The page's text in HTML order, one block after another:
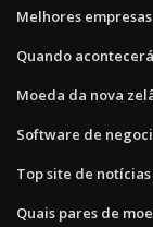
Melhores
Quando
Moeda da nova
Software de
Top site de
Quais pares de